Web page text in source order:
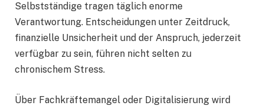
Selbstständige tragen täglich enorme
Verantwortung. Entscheidungen unter Zeitdruck,
finanzielle Unsicherheit und der Anspruch, jederzeit
verfügbar zu sein, führen nicht selten zu
chronischem Stress.
Über Fachkräftemangel oder Digitalisierung wird